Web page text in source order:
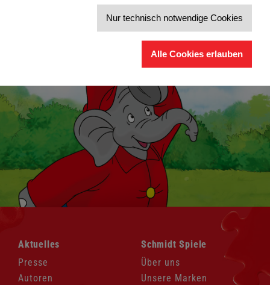
Nur technisch notwendige Cookies
Alle Cookies erlauben
Ich möchte den Schmidt-Spiele-Newsletter erhalten. Die Abmeldung ist
Abmeldelink möglich.
>
überspringen
Aktuelles
Presse
Autoren
Navigation
überspringen
Schmidt Spiele
Über uns
Unsere Marken